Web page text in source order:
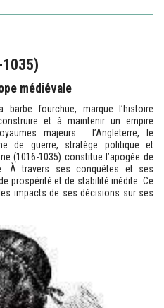
médiévale
fourchue, marque l’histoire
et à maintenir un empire
majeurs : l’Angleterre, le
de guerre, stratège politique et
(1016-1035) constitue l’apogée de
À travers ses conquêtes et ses
prospérité et de stabilité inédite. Ce
impacts de ses décisions sur ses